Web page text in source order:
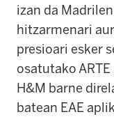
izan da
hitzarmenari
presioari esker
osatutako
H&M barne
batean EAE